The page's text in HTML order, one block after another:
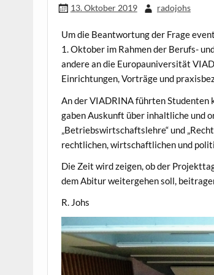
13. Oktober 2019 radojohs
Um die Beantwortung der Frage
1. Oktober im Rahmen der Berufs-
andere an die Europauniversität
Einrichtungen, Vorträge und
An der VIADRINA führten Studenten
gaben Auskunft über inhaltliche und
„Betriebswirtschaftslehre“ und
rechtlichen, wirtschaftlichen und
Die Zeit wird zeigen, ob der
dem Abitur weitergehen soll,
R. Johs